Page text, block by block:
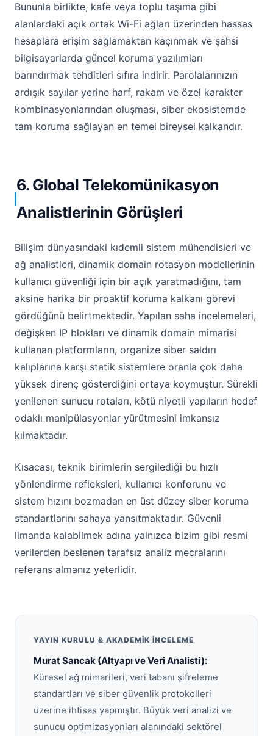
Bununla birlikte, kafe veya toplu taşıma gibi
alanlardaki açık ortak Wi-Fi ağları üzerinden hassas
hesaplara erişim sağlamaktan kaçınmak ve şahsi
bilgisayarlarda güncel koruma yazılımları
barındırmak tehditleri sıfıra indirir. Parolalarınızın
ardışık sayılar yerine harf, rakam ve özel karakter
kombinasyonlarından oluşması, siber ekosistemde
tam koruma sağlayan en temel bireysel kalkandır.
6. Global Telekomünikasyon
Analistlerinin Görüşleri
Bilişim dünyasındaki kıdemli sistem mühendisleri ve
ağ analistleri, dinamik domain rotasyon modellerinin
kullanıcı güvenliği için bir açık yaratmadığını, tam
aksine harika bir proaktif koruma kalkanı görevi
gördüğünü belirtmektedir. Yapılan saha incelemeleri,
değişken IP blokları ve dinamik domain mimarisi
kullanan platformların, organize siber saldırı
kalıplarına karşı statik sistemlere oranla çok daha
yüksek direnç gösterdiğini ortaya koymuştur. Sürekli
yenilenen sunucu rotaları, kötü niyetli yapıların hedef
odaklı manipülasyonlar yürütmesini imkansız
kılmaktadır.
Kısacası, teknik birimlerin sergilediği bu hızlı
yönlendirme refleksleri, kullanıcı konforunu ve
sistem hızını bozmadan en üst düzey siber koruma
standartlarını sahaya yansıtmaktadır. Güvenli
limanda kalabilmek adına yalnızca bizim gibi resmi
verilerden beslenen tarafsız analiz mecralarını
referans almanız yeterlidir.
YAYIN KURULU & AKADEMIK İNCELEME
Murat Sancak (Altyapı ve Veri Analisti):
Küresel ağ mimarileri, veri tabanı şifreleme
standartları ve siber güvenlik protokolleri
üzerine ihtisas yapmıştır. Büyük veri analizi ve
sunucu optimizasyonları alanındaki sektörel